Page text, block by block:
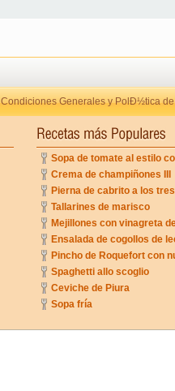
Condiciones Generales y PolÐ½tica
Sopa de tomate al estilo
Crema de champiñones III
Pierna de cabrito a los
Tallarines de marisco
Mejillones con vinagreta
Ensalada de cogollos de
Pincho de Roquefort con
Spaghetti allo scoglio
Ceviche de Piura
Sopa fría